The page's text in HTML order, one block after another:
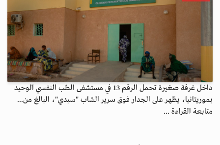
داخل غرفة صغيرة تحمل الرقم 13 في مستشفى الطب النفسي الوحيد
بموريتانيا، يظهر على الجدار فوق سرير الشاب "سيدي"، البالغ من...
متابعة القراءة ...